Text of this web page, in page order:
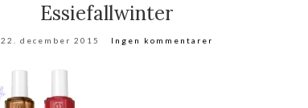
Essiefallwinter
22. december 2015 Ingen kommentarer